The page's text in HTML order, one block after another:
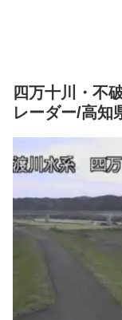
四万十川・不
レーダー/高知